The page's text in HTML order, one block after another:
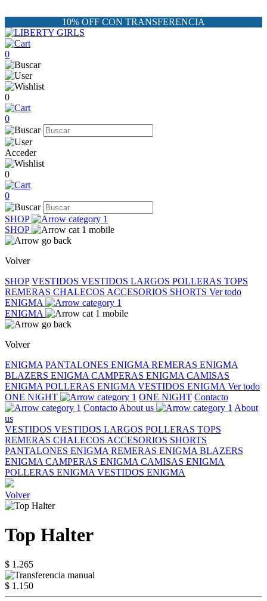
10% OFF CON TRANSFERENCIA
0
0
0
Acceder
0
0
SHOP
SHOP
Volver
SHOP VESTIDOS VESTIDOS LARGOS POLLERAS TOPS
REMERAS CHALECOS ACCESORIOS SHORTS Ver todo
ENIGMA
ENIGMA
Volver
ENIGMA PANTALONES ENIGMA REMERAS ENIGMA
BLAZERS ENIGMA CAMPERAS ENIGMA CAMISAS
ENIGMA POLLERAS ENIGMA VESTIDOS ENIGMA Ver todo
ONE NIGHT
ONE NIGHT Contacto
Contacto About us
About
us
VESTIDOS VESTIDOS LARGOS POLLERAS TOPS
REMERAS CHALECOS ACCESORIOS SHORTS
PANTALONES ENIGMA REMERAS ENIGMA BLAZERS
ENIGMA CAMPERAS ENIGMA CAMISAS ENIGMA
POLLERAS ENIGMA VESTIDOS ENIGMA
Volver
Top Halter
$ 1.265
$ 1.150